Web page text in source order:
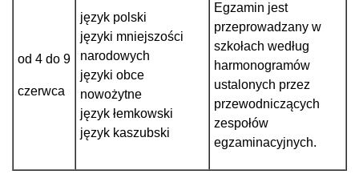
od 4 do 9
czerwca
język polski
języki mniejszości
narodowych
języki obce
nowożytne
język łemkowski
język kaszubski
Egzamin jest
przeprowadzany w
szkołach według
harmonogramów
ustalonych przez
przewodniczących
zespołów
egzaminacyjnych.